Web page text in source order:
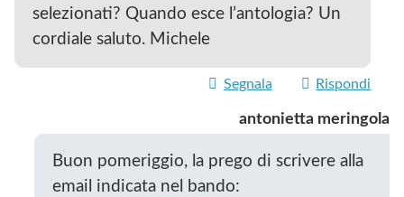
selezionati? Quando esce l’antologia? Un
cordiale saluto. Michele
Segnala Rispondi
antonietta meringola
Buon pomeriggio, la prego di scrivere alla
email indicata nel bando: